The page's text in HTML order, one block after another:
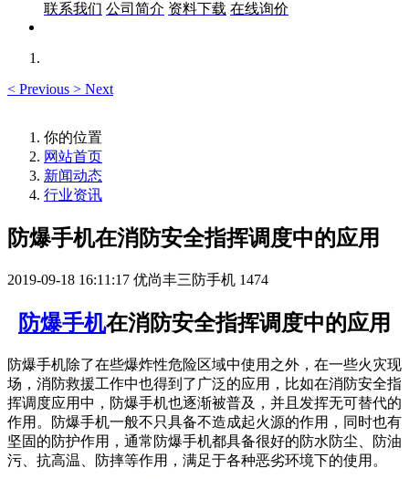
联系我们 公司简介 资料下载 在线询价
< Previous > Next
你的位置
网站首页
新闻动态
行业资讯
防爆手机在消防安全指挥调度中的应用
2019-09-18 16:11:17 优尚丰三防手机 1474
防爆手机在消防安全指挥调度中的应用
防爆手机除了在些爆炸性危险区域中使用之外，在一些火灾现
场，消防救援工作中也得到了广泛的应用，比如在消防安全指
挥调度应用中，防爆手机也逐渐被普及，并且发挥无可替代的
作用。防爆手机一般不只具备不造成起火源的作用，同时也有
坚固的防护作用，通常防爆手机都具备很好的防水防尘、防油
污、抗高温、防摔等作用，满足于各种恶劣环境下的使用。